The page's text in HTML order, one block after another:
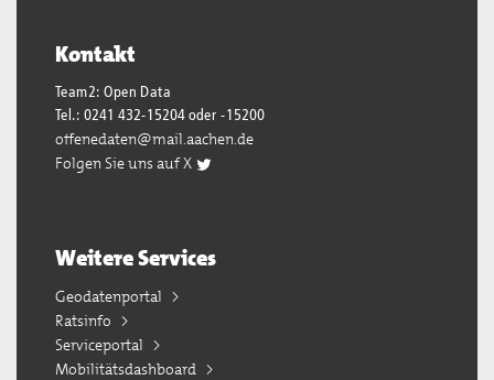
Kontakt
Team2: Open Data
Tel.: 0241 432-15204 oder -15200
offenedaten@mail.aachen.de
Folgen Sie uns auf X
Weitere Services
Geodatenportal
Ratsinfo
Serviceportal
Mobilitätsdashboard